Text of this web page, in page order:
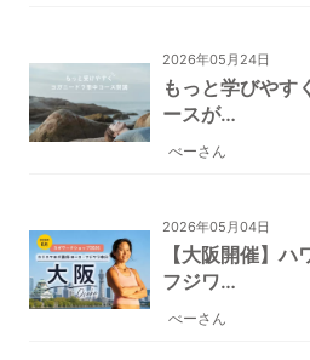
2026年05月24日
もっと学びやす
ースが…
べーさん
2026年05月04日
【大阪開催】ハ
フジワ…
べーさん